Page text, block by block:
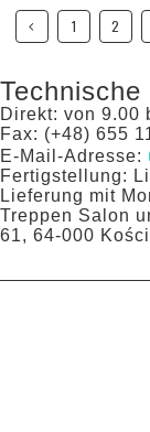
1 2
Direkt: von 9.00
Fax: (+48) 655
E-Mail-Adresse:
Fertigstellung:
Lieferung mit
Treppen Salon
61, 64-000